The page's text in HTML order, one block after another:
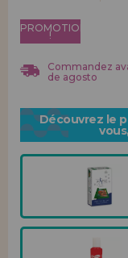
PROMOTION
!
Commandez
de agosto
Découvrez le